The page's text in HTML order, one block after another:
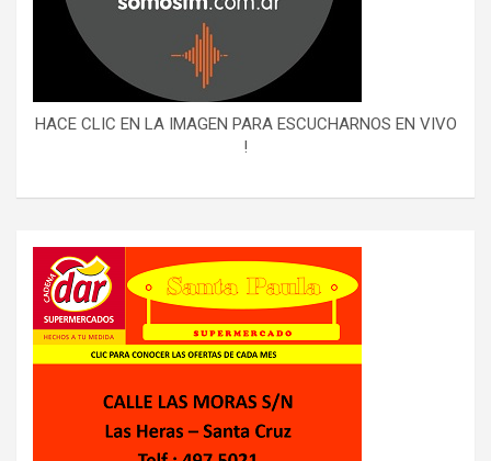
HACE CLIC EN LA IMAGEN PARA ESCUCHARNOS EN VIVO
!